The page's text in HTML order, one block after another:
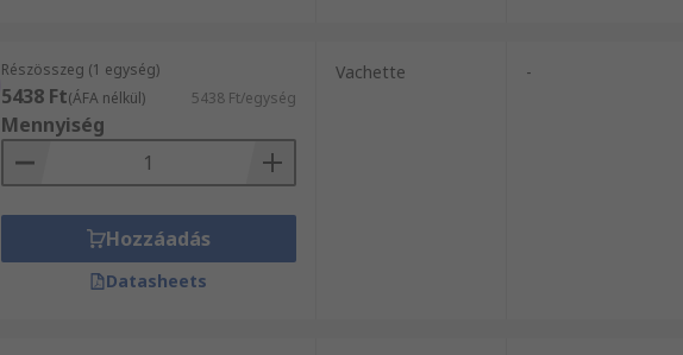
Részösszeg (1 egység)
5438 Ft(ÁFA nélkül) 5438 Ft/egység
Mennyiség
Hozzáadás
Datasheets
Vachette -